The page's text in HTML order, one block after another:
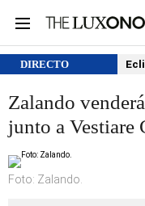
DIRECTO
Zalando
junto a Vestiare
Foto: Zalando.